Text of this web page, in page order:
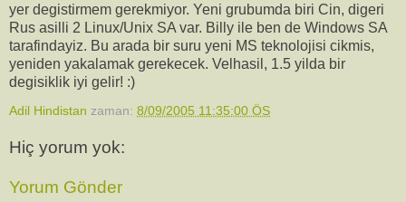
yer degistirmem gerekmiyor. Yeni grubumda biri Cin, digeri
Rus asilli 2 Linux/Unix SA var. Billy ile ben de Windows SA
tarafindayiz. Bu arada bir suru yeni MS teknolojisi cikmis,
yeniden yakalamak gerekecek. Velhasil, 1.5 yilda bir
degisiklik iyi gelir! :)
Adil Hindistan zaman: 8/09/2005 11:35:00 ÖS
Hiç yorum yok:
Yorum Gönder